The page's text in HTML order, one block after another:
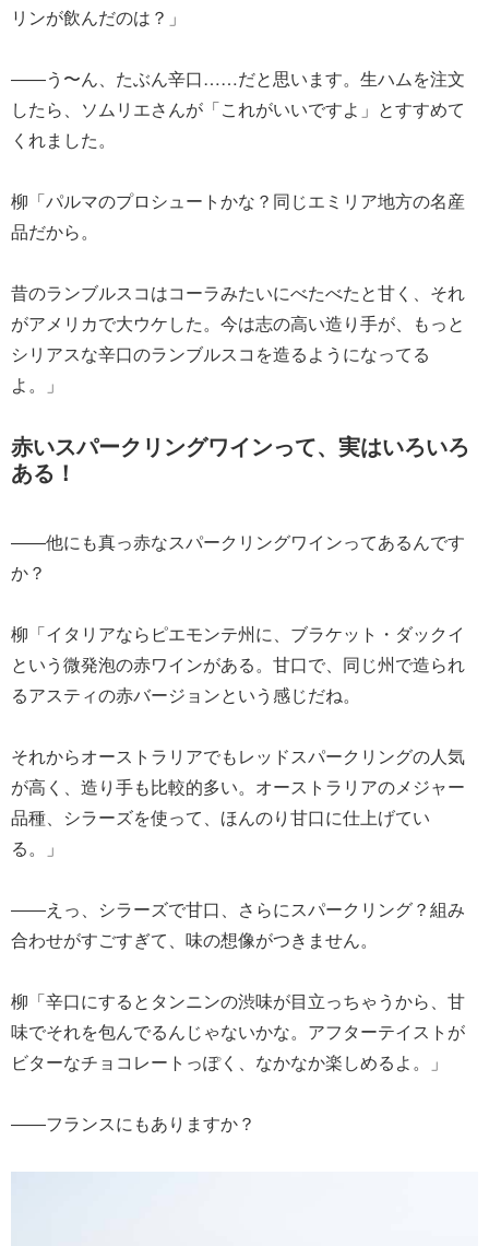
リンが飲んだのは？」
――う〜ん、たぶん辛口……だと思います。生ハムを注文
したら、ソムリエさんが「これがいいですよ」とすすめて
くれました。
柳「パルマのプロシュートかな？同じエミリア地方の名産
品だから。
昔のランブルスコはコーラみたいにべたべたと甘く、それ
がアメリカで大ウケした。今は志の高い造り手が、もっと
シリアスな辛口のランブルスコを造るようになってる
よ。」
赤いスパークリングワインって、実はいろいろ
ある！
――他にも真っ赤なスパークリングワインってあるんです
か？
柳「イタリアならピエモンテ州に、ブラケット・ダックイ
という微発泡の赤ワインがある。甘口で、同じ州で造られ
るアスティの赤バージョンという感じだね。
それからオーストラリアでもレッドスパークリングの人気
が高く、造り手も比較的多い。オーストラリアのメジャー
品種、シラーズを使って、ほんのり甘口に仕上げてい
る。」
――えっ、シラーズで甘口、さらにスパークリング？組み
合わせがすごすぎて、味の想像がつきません。
柳「辛口にするとタンニンの渋味が目立っちゃうから、甘
味でそれを包んでるんじゃないかな。アフターテイストが
ビターなチョコレートっぽく、なかなか楽しめるよ。」
――フランスにもありますか？